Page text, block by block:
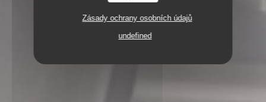
Zásady ochrany osobních údajů
undefined